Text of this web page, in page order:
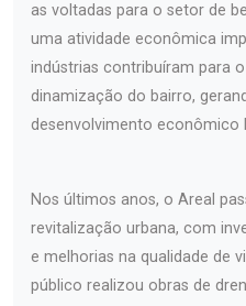
as voltadas para o setor de
uma atividade econômica
indústrias contribuíram para
dinamização do bairro,
desenvolvimento econômico
Nos últimos anos, o Areal
revitalização urbana, com
e melhorias na qualidade de
público realizou obras de